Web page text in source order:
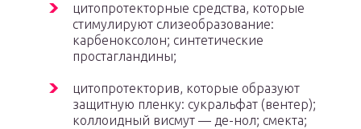
цитопротекторные средства, которые
стимулируют слизеобразование:
карбеноксолон; синтетические
простагландины;
цитопротекторив, которые образуют
защитную пленку: сукральфат (вентер);
коллоидный висмут — де-нол; смекта;